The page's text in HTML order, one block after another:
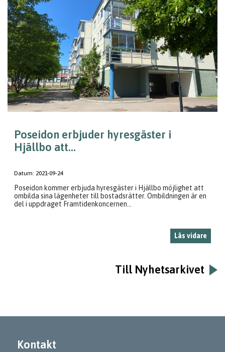
Poseidon erbjuder hyresgäster i
Hjällbo att...
Datum: 2021-09-24
Poseidon kommer erbjuda hyresgäster i Hjällbo möjlighet att
ombilda sina lägenheter till bostadsrätter. Ombildningen är en
del i uppdraget Framtidenkoncernen...
Läs vidare
Till Nyhetsarkivet
Kontakt